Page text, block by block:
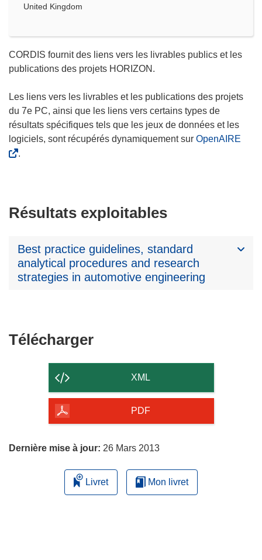
United Kingdom
CORDIS fournit des liens vers les livrables publics et les
publications des projets HORIZON.
Les liens vers les livrables et les publications des projets
du 7e PC, ainsi que les liens vers certains types de
résultats spécifiques tels que les jeux de données et les
logiciels, sont récupérés dynamiquement sur OpenAIRE
.
Résultats exploitables
Best practice guidelines, standard
analytical procedures and research
strategies in automotive engineering
TéléchargerTélécharger
contenu
de
page
XML
PDF
Dernière mise à jour: 26 Mars 2013
Livret Mon livret